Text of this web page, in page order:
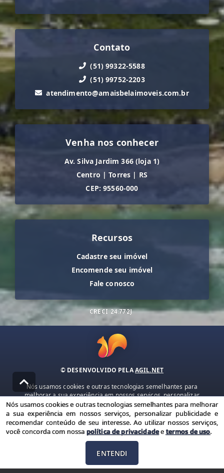
Contato
(51) 99322-5588
(51) 99752-2203
atendimento@amaisbelaimoveis.com.br
Venha nos conhecer
Av. Silva Jardim 366 (loja 1)
Centro | Torres | RS
CEP: 95560-000
Recursos
Cadastre seu imóvel
Encomende seu imóvel
Fale conosco
CRECI 24.772J
© DESENVOLVIDO PELAAGIL.NET
Nós usamos cookies e outras tecnologias semelhantes para
melhorar a sua experiência em nossos serviços, personalizar
publicidade e recomendar conteúdo de seu interesse. Ao utilizar
nossos serviços, você concorda com nossa política de privacidade e
termos de uso.
Política de Privacidade Termos de uso
Nós usamos cookies e outras tecnologias semelhantes para melhorar
a sua experiência em nossos serviços, personalizar publicidade e
recomendar conteúdo de seu interesse. Ao utilizar nossos serviços,
você concorda com nossa política de privacidadeetermos de uso.
ENTENDI